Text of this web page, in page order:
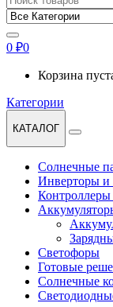
0 ₽0
Корзина
Категории
КАТАЛОГ
Солнечные
Инверторы
Контроллеры
Светофоры
Готовые
Солнечные